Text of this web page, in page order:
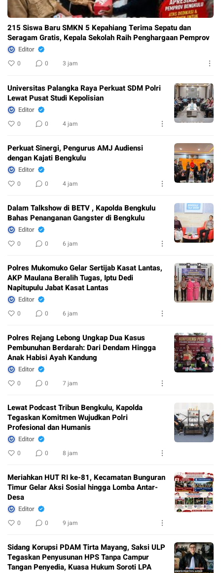
215 Siswa Baru SMKN 5 Kepahiang Terima Sepatu dan
Seragam Gratis, Kepala Sekolah Raih Penghargaan Pemprov
Editor
0 0 3 jam
Universitas Palangka Raya Perkuat SDM Polri
Lewat Pusat Studi Kepolisian
Editor
0 0 4 jam
Perkuat Sinergi, Pengurus AMJ Audiensi
dengan Kajati Bengkulu
Editor
0 0 4 jam
Dalam Talkshow di BETV , Kapolda Bengkulu
Bahas Penanganan Gangster di Bengkulu
Editor
0 0 6 jam
Polres Mukomuko Gelar Sertijab Kasat Lantas,
AKP Maulana Beralih Tugas, Iptu Dedi
Napitupulu Jabat Kasat Lantas
Editor
0 0 6 jam
Polres Rejang Lebong Ungkap Dua Kasus
Pembunuhan Berdarah: Dari Dendam Hingga
Anak Habisi Ayah Kandung
Editor
0 0 7 jam
Lewat Podcast Tribun Bengkulu, Kapolda
Tegaskan Komitmen Wujudkan Polri
Profesional dan Humanis
Editor
0 0 8 jam
Meriahkan HUT RI ke-81, Kecamatan Bunguran
Timur Gelar Aksi Sosial hingga Lomba Antar-
Desa
Editor
0 0 9 jam
Sidang Korupsi PDAM Tirta Mayang, Saksi ULP
Tegaskan Penyusunan HPS Tanpa Campur
Tangan Penyedia, Kuasa Hukum Soroti LPA